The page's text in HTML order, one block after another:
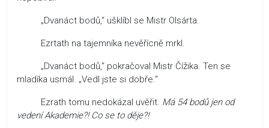
„Dvanáct bodů,“ ušklíbl se Mistr Olsárta.
Ezrtath na tajemníka nevěřícně mrkl.
„Dvanáct bodů,“ pokračoval Mistr Čížika. Ten se
mladíka usmál. „Vedl jste si dobře.“
Ezrath tomu nedokázal uvěřit. Má 54 bodů jen od
vedení Akademie?! Co se to děje?!